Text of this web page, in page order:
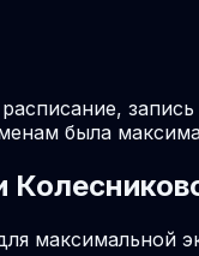
была
максимальной